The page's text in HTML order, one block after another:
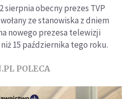
sierpnia obecny prezes TVP
ze stanowiska z dniem
nowego prezesa telewizji
15 października tego roku.
POLECA